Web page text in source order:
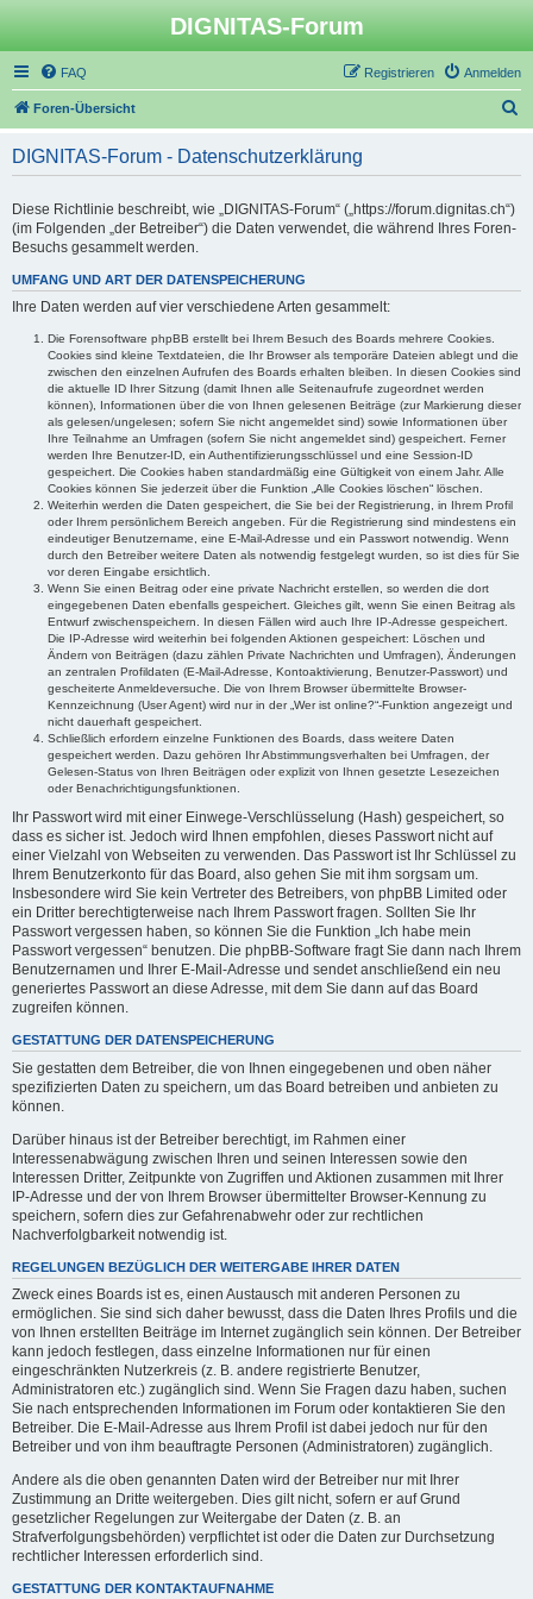
DIGNITAS-Forum
FAQ Anmelden
Registrieren
Foren-Übersicht
DIGNITAS-Forum - Datenschutzerklärung
Diese Richtlinie beschreibt, wie „DIGNITAS-Forum“ („https://forum.dignitas.ch“)
(im Folgenden „der Betreiber“) die Daten verwendet, die während Ihres Foren-
Besuchs gesammelt werden.
UMFANG UND ART DER DATENSPEICHERUNG
Ihre Daten werden auf vier verschiedene Arten gesammelt:
Die Forensoftware phpBB erstellt bei Ihrem Besuch des Boards mehrere Cookies.
Cookies sind kleine Textdateien, die Ihr Browser als temporäre Dateien ablegt und die
zwischen den einzelnen Aufrufen des Boards erhalten bleiben. In diesen Cookies sind
die aktuelle ID Ihrer Sitzung (damit Ihnen alle Seitenaufrufe zugeordnet werden
können), Informationen über die von Ihnen gelesenen Beiträge (zur Markierung dieser
als gelesen/ungelesen; sofern Sie nicht angemeldet sind) sowie Informationen über
Ihre Teilnahme an Umfragen (sofern Sie nicht angemeldet sind) gespeichert. Ferner
werden Ihre Benutzer-ID, ein Authentifizierungsschlüssel und eine Session-ID
gespeichert. Die Cookies haben standardmäßig eine Gültigkeit von einem Jahr. Alle
Cookies können Sie jederzeit über die Funktion „Alle Cookies löschen“ löschen.
Weiterhin werden die Daten gespeichert, die Sie bei der Registrierung, in Ihrem Profil
oder Ihrem persönlichem Bereich angeben. Für die Registrierung sind mindestens ein
eindeutiger Benutzername, eine E-Mail-Adresse und ein Passwort notwendig. Wenn
durch den Betreiber weitere Daten als notwendig festgelegt wurden, so ist dies für Sie
vor deren Eingabe ersichtlich.
Wenn Sie einen Beitrag oder eine private Nachricht erstellen, so werden die dort
eingegebenen Daten ebenfalls gespeichert. Gleiches gilt, wenn Sie einen Beitrag als
Entwurf zwischenspeichern. In diesen Fällen wird auch Ihre IP-Adresse gespeichert.
Die IP-Adresse wird weiterhin bei folgenden Aktionen gespeichert: Löschen und
Ändern von Beiträgen (dazu zählen Private Nachrichten und Umfragen), Änderungen
an zentralen Profildaten (E-Mail-Adresse, Kontoaktivierung, Benutzer-Passwort) und
gescheiterte Anmeldeversuche. Die von Ihrem Browser übermittelte Browser-
Kennzeichnung (User Agent) wird nur in der „Wer ist online?“-Funktion angezeigt und
nicht dauerhaft gespeichert.
Schließlich erfordern einzelne Funktionen des Boards, dass weitere Daten
gespeichert werden. Dazu gehören Ihr Abstimmungsverhalten bei Umfragen, der
Gelesen-Status von Ihren Beiträgen oder explizit von Ihnen gesetzte Lesezeichen
oder Benachrichtigungsfunktionen.
Ihr Passwort wird mit einer Einwege-Verschlüsselung (Hash) gespeichert, so
dass es sicher ist. Jedoch wird Ihnen empfohlen, dieses Passwort nicht auf
einer Vielzahl von Webseiten zu verwenden. Das Passwort ist Ihr Schlüssel zu
Ihrem Benutzerkonto für das Board, also gehen Sie mit ihm sorgsam um.
Insbesondere wird Sie kein Vertreter des Betreibers, von phpBB Limited oder
ein Dritter berechtigterweise nach Ihrem Passwort fragen. Sollten Sie Ihr
Passwort vergessen haben, so können Sie die Funktion „Ich habe mein
Passwort vergessen“ benutzen. Die phpBB-Software fragt Sie dann nach Ihrem
Benutzernamen und Ihrer E-Mail-Adresse und sendet anschließend ein neu
generiertes Passwort an diese Adresse, mit dem Sie dann auf das Board
zugreifen können.
GESTATTUNG DER DATENSPEICHERUNG
Sie gestatten dem Betreiber, die von Ihnen eingegebenen und oben näher
spezifizierten Daten zu speichern, um das Board betreiben und anbieten zu
können.
Darüber hinaus ist der Betreiber berechtigt, im Rahmen einer
Interessenabwägung zwischen Ihren und seinen Interessen sowie den
Interessen Dritter, Zeitpunkte von Zugriffen und Aktionen zusammen mit Ihrer
IP-Adresse und der von Ihrem Browser übermittelter Browser-Kennung zu
speichern, sofern dies zur Gefahrenabwehr oder zur rechtlichen
Nachverfolgbarkeit notwendig ist.
REGELUNGEN BEZÜGLICH DER WEITERGABE IHRER DATEN
Zweck eines Boards ist es, einen Austausch mit anderen Personen zu
ermöglichen. Sie sind sich daher bewusst, dass die Daten Ihres Profils und die
von Ihnen erstellten Beiträge im Internet zugänglich sein können. Der Betreiber
kann jedoch festlegen, dass einzelne Informationen nur für einen
eingeschränkten Nutzerkreis (z. B. andere registrierte Benutzer,
Administratoren etc.) zugänglich sind. Wenn Sie Fragen dazu haben, suchen
Sie nach entsprechenden Informationen im Forum oder kontaktieren Sie den
Betreiber. Die E-Mail-Adresse aus Ihrem Profil ist dabei jedoch nur für den
Betreiber und von ihm beauftragte Personen (Administratoren) zugänglich.
Andere als die oben genannten Daten wird der Betreiber nur mit Ihrer
Zustimmung an Dritte weitergeben. Dies gilt nicht, sofern er auf Grund
gesetzlicher Regelungen zur Weitergabe der Daten (z. B. an
Strafverfolgungsbehörden) verpflichtet ist oder die Daten zur Durchsetzung
rechtlicher Interessen erforderlich sind.
GESTATTUNG DER KONTAKTAUFNAHME